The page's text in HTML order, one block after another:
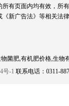
有页面内均有效，
新广告法》等相关
物菌肥,有机肥价格,生
号-1 联系电话：0311-